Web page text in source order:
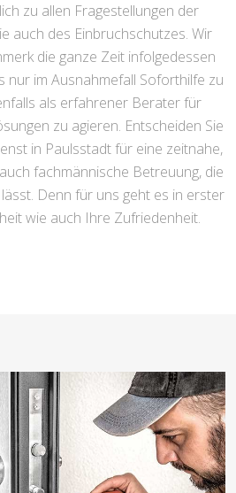
zu allen Fragestellungen der
auch des Einbruchschutzes. Wir
die ganze Zeit infolgedessen
nur im Ausnahmefall Soforthilfe zu
als erfahrener Berater für
zu agieren. Entscheiden Sie
in Paulsstadt für eine zeitnahe,
fachmännische Betreuung, die
Denn für uns geht es in erster
wie auch Ihre Zufriedenheit.